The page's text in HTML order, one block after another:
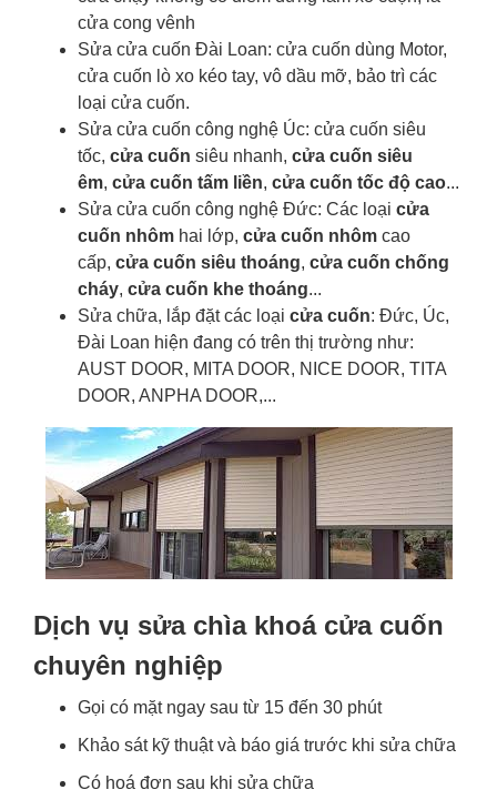
cửa cong vênh
Sửa cửa cuốn Đài Loan: cửa cuốn dùng Motor,
cửa cuốn lò xo kéo tay, vô dầu mỡ, bảo trì các
loại cửa cuốn.
Sửa cửa cuốn công nghệ Úc: cửa cuốn siêu
tốc, cửa cuốn siêu nhanh, cửa cuốn siêu
êm, cửa cuốn tấm liền, cửa cuốn tốc độ cao...
Sửa cửa cuốn công nghệ Đức: Các loại cửa
cuốn nhôm hai lớp, cửa cuốn nhôm cao
cấp, cửa cuốn siêu thoáng, cửa cuốn chống
cháy, cửa cuốn khe thoáng...
Sửa chữa, lắp đặt các loại cửa cuốn: Đức, Úc,
Đài Loan hiện đang có trên thị trường như:
AUST DOOR, MITA DOOR, NICE DOOR, TITA
DOOR, ANPHA DOOR,...
Dịch vụ sửa chìa khoá cửa cuốn
chuyên nghiệp
Gọi có mặt ngay sau từ 15 đến 30 phút
Khảo sát kỹ thuật và báo giá trước khi sửa chữa
Có hoá đơn sau khi sửa chữa